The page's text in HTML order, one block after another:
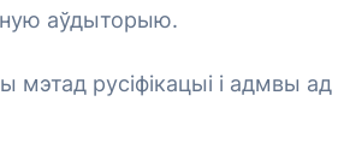
аўдыторыю.
русіфікацыі і адмвы ад